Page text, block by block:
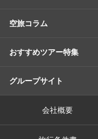
空旅コラム
おすすめツアー特集
グループサイト
会社概要